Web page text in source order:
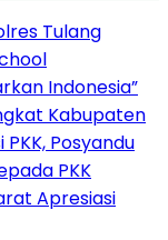
Tulang
Indonesia”
Kabupaten
Posyandu
PKK
Apresiasi